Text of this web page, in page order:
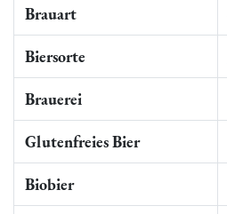
Brauart
Biersorte
Brauerei
Glutenfreies Bier
Biobier